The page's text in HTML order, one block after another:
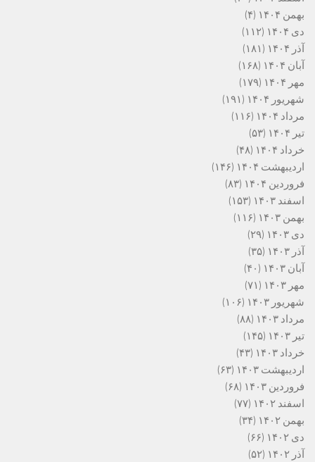
بهمن ۱۴۰۴
(۴)
دی ۱۴۰۴
(۱۱۲)
آذر ۱۴۰۴
(۱۸۱)
آبان ۱۴۰۴
(۱۶۸)
مهر ۱۴۰۴
(۱۷۹)
شهریور ۱۴۰۴
(۱۹۱)
مرداد ۱۴۰۴
(۱۱۶)
تیر ۱۴۰۴
(۵۳)
خرداد ۱۴۰۴
(۴۸)
اردیبهشت ۱۴۰۴
(۱۴۶)
فروردین ۱۴۰۴
(۸۳)
اسفند ۱۴۰۳
(۱۵۳)
بهمن ۱۴۰۳
(۱۱۶)
دی ۱۴۰۳
(۲۹)
آذر ۱۴۰۳
(۳۵)
آبان ۱۴۰۳
(۴۰)
مهر ۱۴۰۳
(۷۱)
شهریور ۱۴۰۳
(۱۰۶)
مرداد ۱۴۰۳
(۸۸)
تیر ۱۴۰۳
(۱۴۵)
خرداد ۱۴۰۳
(۴۳)
اردیبهشت ۱۴۰۳
(۶۳)
فروردین ۱۴۰۳
(۶۸)
اسفند ۱۴۰۲
(۷۷)
بهمن ۱۴۰۲
(۳۴)
دی ۱۴۰۲
(۶۶)
آذر ۱۴۰۲
(۵۲)